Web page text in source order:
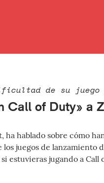
de su juego
Call of Duty» a
ha hablado sobre cómo
los juegos de lanzamiento
estuvieras jugando a Call